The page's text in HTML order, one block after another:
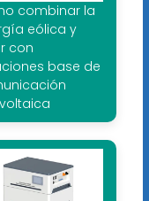
combinar la
eólica y
con
base de